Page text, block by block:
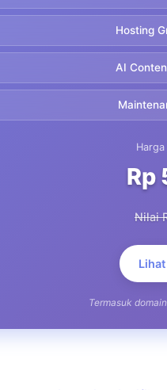
Hosting
AI
Rp
Nilai
Termasuk